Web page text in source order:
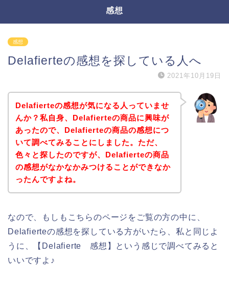
感想
感想
Delafierteの感想を探している人へ
2021年10月19日
Delafierteの感想が気になる人っていませ
んか？私自身、Delafierteの商品に興味が
あったので、Delafierteの商品の感想につ
いて調べてみることにしました。ただ、
色々と探したのですが、Delafierteの商品
の感想がなかなかみつけることができなか
ったんですよね。
なので、もしもこちらのページをご覧の方の中に、
Delafierteの感想を探している方がいたら、私と同じよ
うに、【Delafierte 感想】という感じで調べてみると
いいですよ♪